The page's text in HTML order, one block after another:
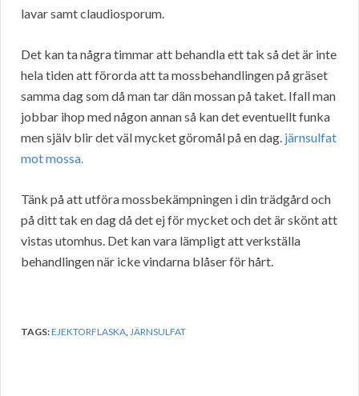
lavar samt claudiosporum.
Det kan ta några timmar att behandla ett tak så det är inte
hela tiden att förorda att ta mossbehandlingen på gräset
samma dag som då man tar dän mossan på taket. Ifall man
jobbar ihop med någon annan så kan det eventuellt funka
men själv blir det väl mycket göromål på en dag. järnsulfat
mot mossa.
Tänk på att utföra mossbekämpningen i din trädgård och
på ditt tak en dag då det ej för mycket och det är skönt att
vistas utomhus. Det kan vara lämpligt att verkställa
behandlingen när icke vindarna blåser för hårt.
TAGS:EJEKTORFLASKA,JÄRNSULFAT